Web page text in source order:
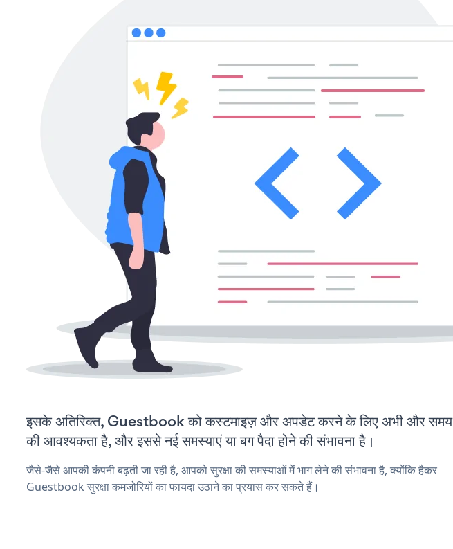
इसके अतिरिक्त, Guestbook को कस्टमाइज़ और अपडेट करने के लिए अभी और समय
की आवश्यकता है, और इससे नई समस्याएं या बग पैदा होने की संभावना है।
जैसे-जैसे आपकी कंपनी बढ़ती जा रही है, आपको सुरक्षा की समस्याओं में भाग लेने की संभावना है, क्योंकि हैकर
Guestbook सुरक्षा कमजोरियों का फायदा उठाने का प्रयास कर सकते हैं।